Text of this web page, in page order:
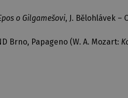
o Gilgamešovi, J. Bělohlávek –
Brno, Papageno (W. A. Mozart: